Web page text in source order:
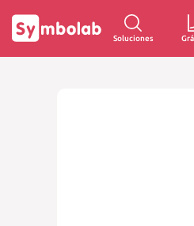
Soluciones